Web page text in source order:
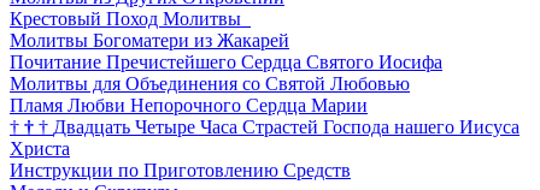
Крестовый Поход Молитвы
Молитвы Богоматери из Жакарей
Почитание Пречистейшего Сердца Святого Иосифа
Молитвы для Объединения со Святой Любовью
Пламя Любви Непорочного Сердца Марии
† † † Двадцать Четыре Часа Страстей Господа нашего Иисуса
Христа
Инструкции по Приготовлению Средств